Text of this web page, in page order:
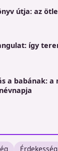
útja: az
így
a babának: a
Érdekesség